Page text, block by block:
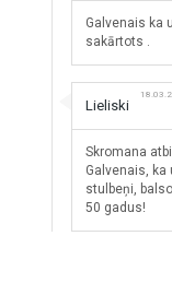
Galvenais ka
sakārtots .
Lieliski
Skromana
Galvenais,
stulbeņi,
50 gadus!